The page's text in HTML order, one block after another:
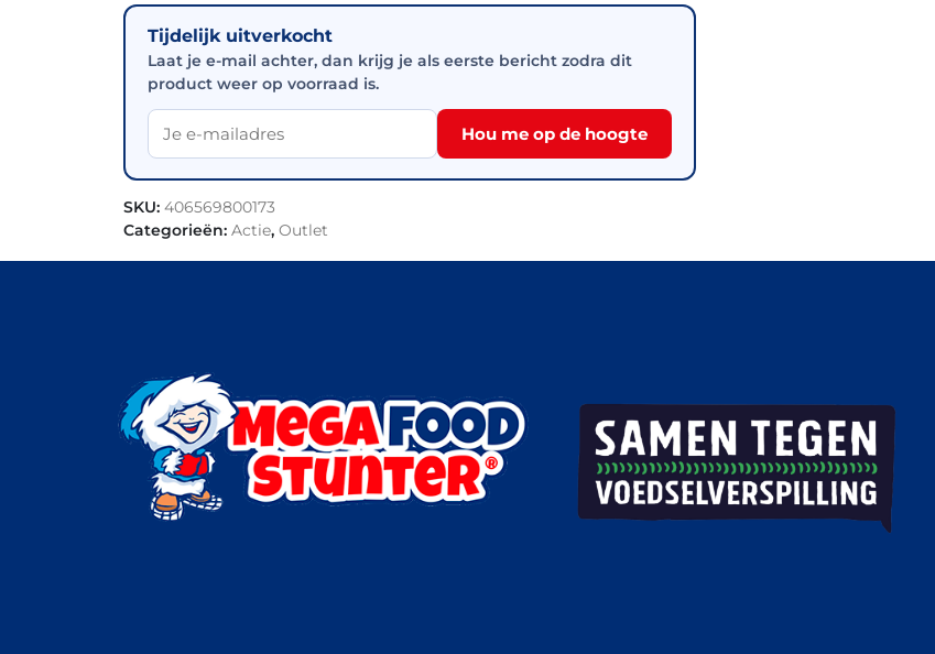
Tijdelijk uitverkocht
Laat je e-mail achter, dan krijg je als eerste bericht zodra dit
product weer op voorraad is.
Hou me op de hoogte
SKU: 406569800173
Categorieën: Actie, Outlet